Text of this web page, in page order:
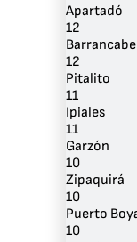
Apartadó
12
12
Pitalito
11
Ipiales
11
Garzón
10
Zipaquirá
10
Puerto
10